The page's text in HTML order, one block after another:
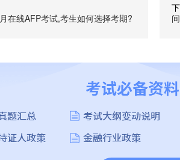
在线AFP考试,考生如何选择考期?